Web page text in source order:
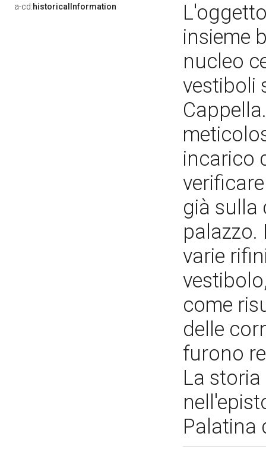
a-cd:historicalInformation
insieme
nucleo
vestiboli
incarico
già sulla
palazzo.
varie
come
delle
furono
La
Palatina